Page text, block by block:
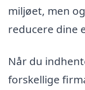
miljøet, men
reducere dine
Når du
forskellige